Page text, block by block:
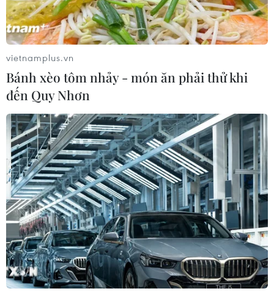
vietnamplus.vn
Bánh xèo tôm nhảy - món ăn phải thử khi
đến Quy Nhơn